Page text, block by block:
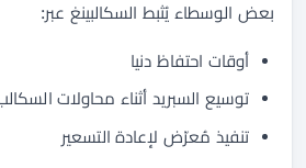
بعض الوسطاء يُثبط السكالبينغ عبر:
أوقات احتفاظ دنيا
توسيع السبريد أثناء محاولات
تنفيذ مُعرّض لإعادة التسعير